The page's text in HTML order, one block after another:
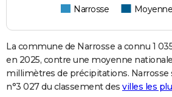
Narrosse
La commune de Narrosse a connu 1
en 2025, contre une moyenne
millimètres de précipitations. Narrosse
n°3 027 du classement des villes les